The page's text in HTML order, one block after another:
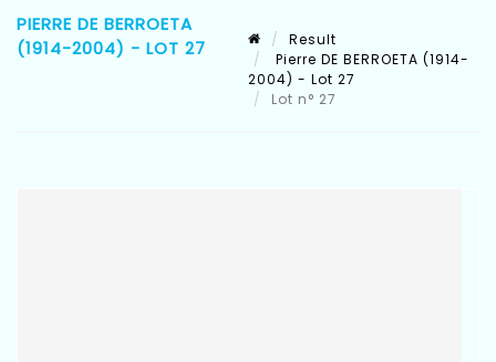
PIERRE DE BERROETA
(1914-2004) - LOT 27
Result
Pierre DE BERROETA (1914-
2004) - Lot 27
Lot n° 27